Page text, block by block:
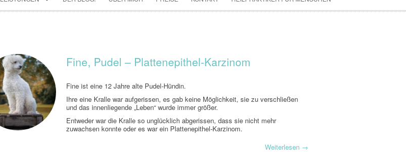
Inhalt
springen
TIERKOMMUNIKATION SEMINARE
FUTTERBERATUNG
IMPFBERATUNG
HOMÖOPATHIE
Fine, Pudel – Plattenepithel-Karzinom
Fine ist eine 12 Jahre alte Pudel-Hündin.
Ihre eine Kralle war aufgerissen, es gab keine Möglichkeit, sie zu verschließen
und das innenliegende „Leben“ wurde immer größer.
Entweder war die Kralle so unglücklich abgerissen, dass sie nicht mehr
zuwachsen konnte oder es war ein Plattenepithel-Karzinom.
Weiterlesen →